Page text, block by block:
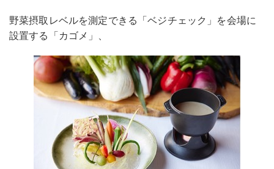
野菜摂取レベルを測定できる「ベジチェック」を会場に
設置する「カゴメ」、